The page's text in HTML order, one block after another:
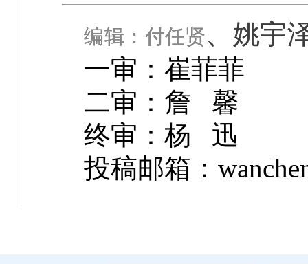
编辑：付任贤、姚宇
一审：崔菲菲
二审： 詹 馨
终审：杨 迅
投稿邮箱：